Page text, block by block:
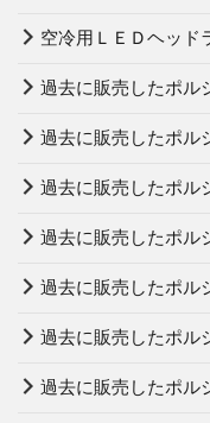
空冷用ＬＥＤヘッド
過去に販売したポル
過去に販売したポル
過去に販売したポル
過去に販売したポル
過去に販売したポル
過去に販売したポル
過去に販売したポル